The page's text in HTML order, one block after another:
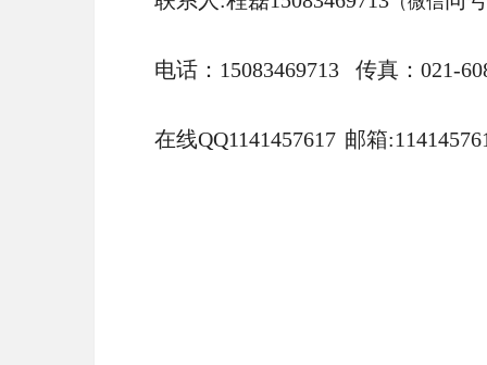
电话： 15083469713 传真： 021-
在线QQ1141457617 邮箱